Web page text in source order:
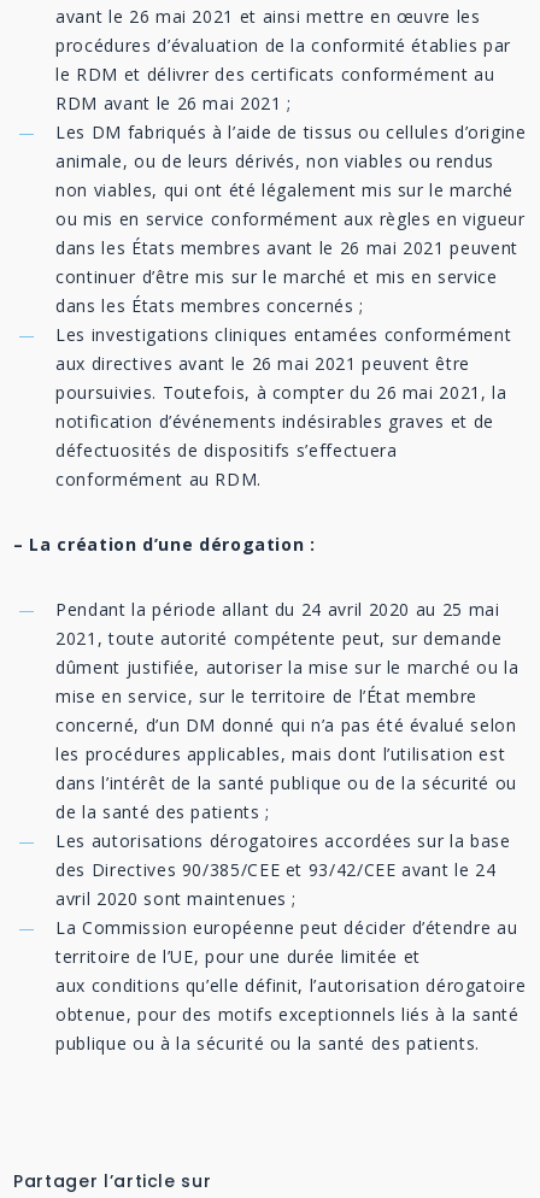
avant le 26 mai 2021 et ainsi mettre en œuvre les
procédures d’évaluation de la conformité établies par
le RDM et délivrer des certificats conformément au
RDM avant le 26 mai 2021 ;
Les DM fabriqués à l’aide de tissus ou cellules d’origine
animale, ou de leurs dérivés, non viables ou rendus
non viables, qui ont été légalement mis sur le marché
ou mis en service conformément aux règles en vigueur
dans les États membres avant le 26 mai 2021 peuvent
continuer d’être mis sur le marché et mis en service
dans les États membres concernés ;
Les investigations cliniques entamées conformément
aux directives avant le 26 mai 2021 peuvent être
poursuivies. Toutefois, à compter du 26 mai 2021, la
notification d’événements indésirables graves et de
défectuosités de dispositifs s’effectuera
conformément au RDM.
– La création d’une dérogation :
Pendant la période allant du 24 avril 2020 au 25 mai
2021, toute autorité compétente peut, sur demande
dûment justifiée, autoriser la mise sur le marché ou la
mise en service, sur le territoire de l’État membre
concerné, d’un DM donné qui n’a pas été évalué selon
les procédures applicables, mais dont l’utilisation est
dans l’intérêt de la santé publique ou de la sécurité ou
de la santé des patients ;
Les autorisations dérogatoires accordées sur la base
des Directives 90/385/CEE et 93/42/CEE avant le 24
avril 2020 sont maintenues ;
La Commission européenne peut décider d’étendre au
territoire de l’UE, pour une durée limitée et
aux conditions qu’elle définit, l’autorisation dérogatoire
obtenue, pour des motifs exceptionnels liés à la santé
publique ou à la sécurité ou la santé des patients.
Partager l’article sur